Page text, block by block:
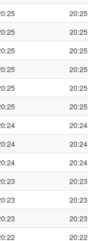
20:25
20:25
20:25
20:25
20:25
20:25
20:24
20:24
20:24
20:23
20:23
20:23
20:22